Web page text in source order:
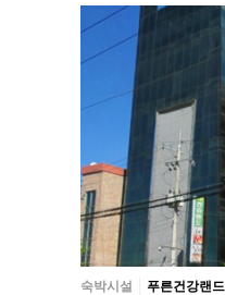
숙박시설
푸른건강랜드